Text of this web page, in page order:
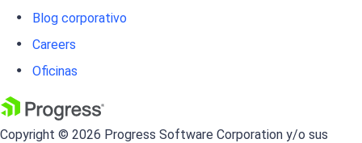
Blog corporativo
Careers
Oficinas
Copyright © 2026 Progress Software Corporation y/o sus